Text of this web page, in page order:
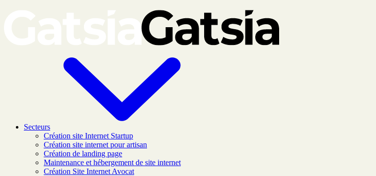
Secteurs
Création site Internet Startup
Création site internet pour artisan
Création de landing page
Maintenance et hébergement de site internet
Création Site Internet Avocat